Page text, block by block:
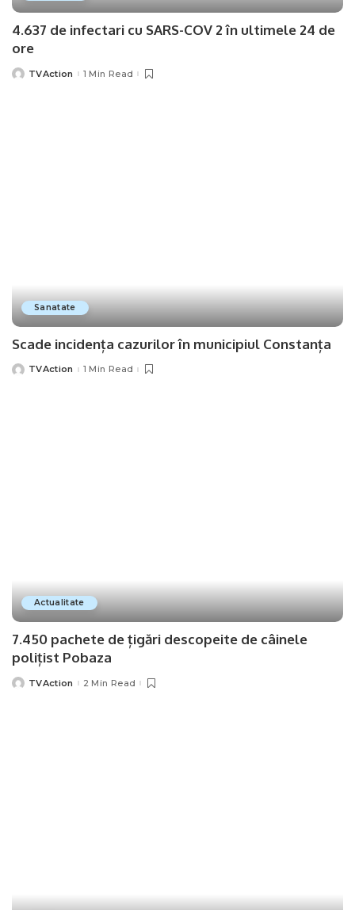
4.637 de infectari cu SARS-COV 2 în ultimele 24 de
ore
PostedTVAction 1 Min Read
Sanatate
Scade incidența cazurilor în municipiul Constanța
PostedTVAction 1 Min Read
Actualitate
7.450 pachete de țigări descopeite de câinele
polițist Pobaza
PostedTVAction 2 Min Read